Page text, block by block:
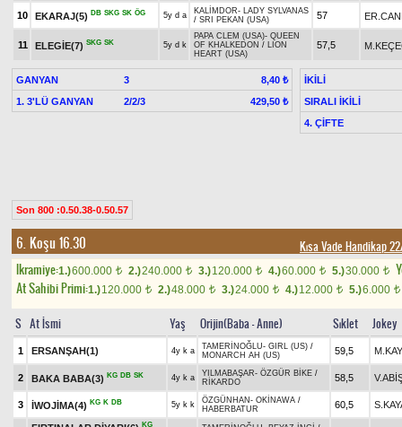
10 EKARAJ(5) DB SKG SK ÖG 5y d a KALİMDOR- LADY SYLVANAS
/ SRI PEKAN (USA) 57
11 ELEGİE(7) SKG SK 5y d k
PAPA CLEM (USA)- QUEEN
OF KHALKEDON / LION
HEART (USA)
57,5
GANYAN 3
8,40 ₺
1. 3'LÜ GANYAN
2/2/3 429,50 ₺
İKİLİ
SIRALI İKİLİ
4. ÇİFTE
Son 800 :0.50.38-0.50.57
6. Koşu 16.30 Kısa Vade Handikap
Ikramiye:1.)600.000 t 2.)240.000 t 3.)120.000 t 4.)60.000 t 5.)30.000 t
At Sahibi Primi:1.)120.000 t 2.)48.000 t 3.)24.000 t 4.)12.000 t 5.)6.000 t
S At İsmi Yaş Orijin(Baba - Anne) Sıklet Jokey
1 ERSANŞAH(1) 4y k a TAMERİNOĞLU- GIRL (US) /
MONARCH AH (US)
59,5
2 BAKA BABA(3) KG DB SK 4y k a YILMABAŞAR- ÖZGÜR BİKE /
RİKARDO
58,5
3 İWOJİMA(4) KG K DB 5y k k ÖZGÜNHAN - OKİNAWA /
HABERBATUR
60,5
KG